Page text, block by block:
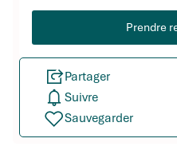
Prendre
Partager
Suivre
Sauvegarder